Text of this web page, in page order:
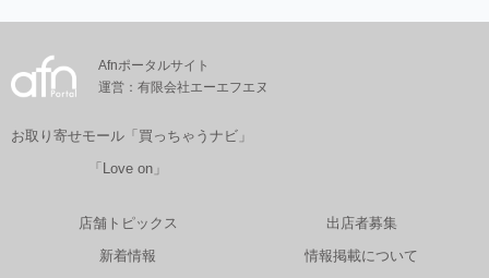
Afnポータルサイト
運営：有限会社エーエフエヌ
お取り寄せモール「買っちゃうナビ」
「Love on」
店舗トピックス
新着情報
出店者募集
情報掲載について